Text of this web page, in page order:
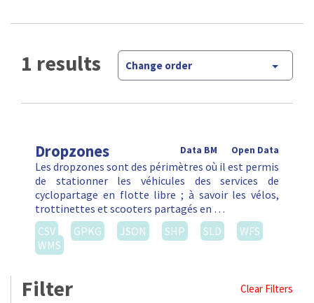
1 results Change order
Dropzones Open Data
Data BM
Les dropzones sont des périmètres où il est permis
de stationner les véhicules des services de
cyclopartage en flotte libre ; à savoir les vélos,
trottinettes et scooters partagés en …
CSV
GPKG JSON SHP SLD
WFS
WMS
Filter Clear Filters